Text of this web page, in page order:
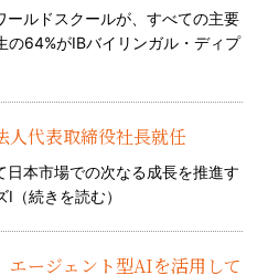
ルドスクールが、すべての主要
の64%がIBバイリンガル・ディプ
人代表取締役社長就任
本市場での次なる成長を推進す
I（続きを読む）
ージェント型AIを活用して